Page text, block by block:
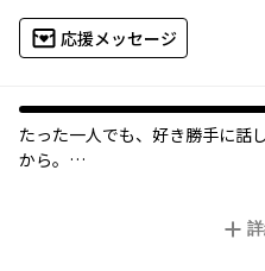
応援メッセージ
たった一人でも、好き勝手に
から――。
る山本。 それぞれ違う学校に